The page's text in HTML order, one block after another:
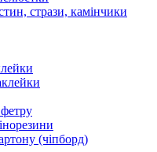
стрази, камінчики
(чіпборд)